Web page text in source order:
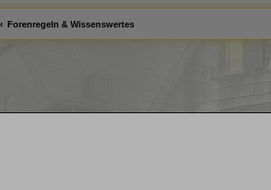
Forenregeln & Wissenswertes